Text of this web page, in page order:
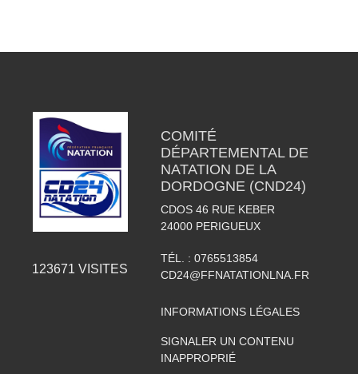
123671 VISITES
COMITÉ
DÉPARTEMENTAL DE
NATATION DE LA
DORDOGNE (CND24)
CDOS 46 RUE KEBER
24000 PERIGUEUX
TÉL. : 0765513854
CD24@FFNATATIONLNA.FR
INFORMATIONS LÉGALES
SIGNALER UN CONTENU
INAPPROPRIÉ